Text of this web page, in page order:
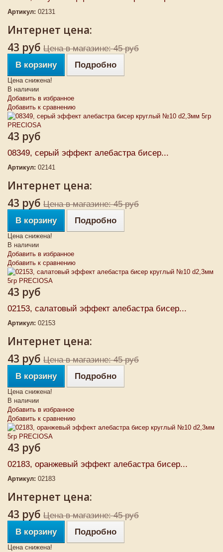
Артикул: 02131
Интернет цена:
43 руб Цена в магазине: 45 руб
В корзину
Подробно
Цена снижена!
В наличии
Добавить в избранное
Добавить к сравнению
43 руб
08349, серый эффект алебастра бисер...
Артикул: 02141
Интернет цена:
43 руб Цена в магазине: 45 руб
В корзину
Подробно
Цена снижена!
В наличии
Добавить в избранное
Добавить к сравнению
43 руб
02153, салатовый эффект алебастра бисер...
Артикул: 02153
Интернет цена:
43 руб Цена в магазине: 45 руб
В корзину
Подробно
Цена снижена!
В наличии
Добавить в избранное
Добавить к сравнению
43 руб
02183, оранжевый эффект алебастра бисер...
Артикул: 02183
Интернет цена:
43 руб Цена в магазине: 45 руб
В корзину
Подробно
Цена снижена!